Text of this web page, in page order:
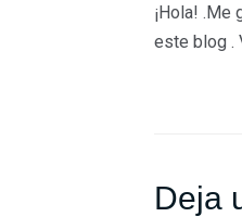
¡Hola! .Me
este blog .
Deja